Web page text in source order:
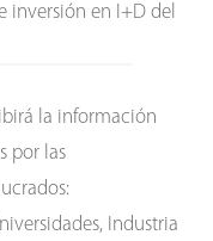
inversión en I+D del
la información
por las
Industria